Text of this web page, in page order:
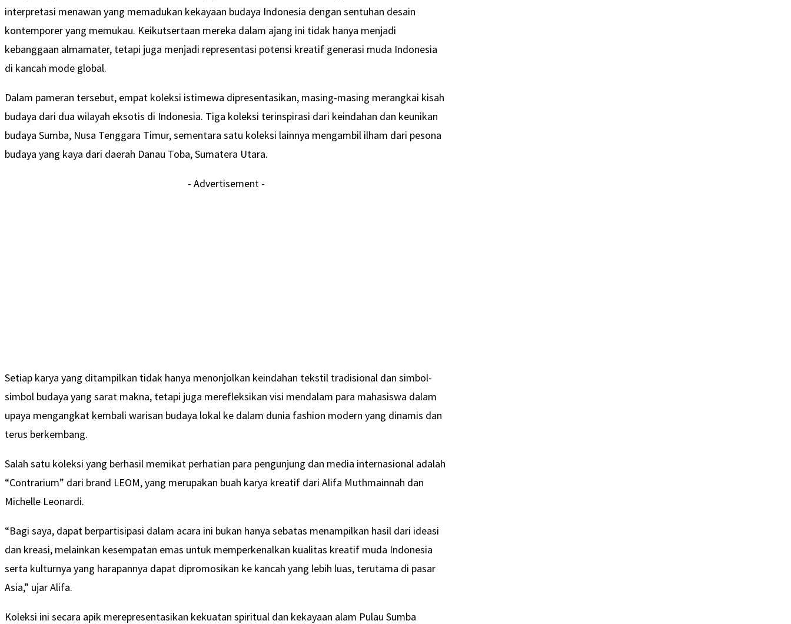
interpretasi menawan yang memadukan kekayaan budaya Indonesia dengan sentuhan desain
kontemporer yang memukau. Keikutsertaan mereka dalam ajang ini tidak hanya menjadi
kebanggaan almamater, tetapi juga menjadi representasi potensi kreatif generasi muda Indonesia
di kancah mode global.
Dalam pameran tersebut, empat koleksi istimewa dipresentasikan, masing-masing merangkai kisah
budaya dari dua wilayah eksotis di Indonesia. Tiga koleksi terinspirasi dari keindahan dan keunikan
budaya Sumba, Nusa Tenggara Timur, sementara satu koleksi lainnya mengambil ilham dari pesona
budaya yang kaya dari daerah Danau Toba, Sumatera Utara.
- Advertisement -
Setiap karya yang ditampilkan tidak hanya menonjolkan keindahan tekstil tradisional dan simbol-
simbol budaya yang sarat makna, tetapi juga merefleksikan visi mendalam para mahasiswa dalam
upaya mengangkat kembali warisan budaya lokal ke dalam dunia fashion modern yang dinamis dan
terus berkembang.
Salah satu koleksi yang berhasil memikat perhatian para pengunjung dan media internasional adalah
“Contrarium” dari brand LEOM, yang merupakan buah karya kreatif dari Alifa Muthmainnah dan
Michelle Leonardi.
“Bagi saya, dapat berpartisipasi dalam acara ini bukan hanya sebatas menampilkan hasil dari ideasi
dan kreasi, melainkan kesempatan emas untuk memperkenalkan kualitas kreatif muda Indonesia
serta kulturnya yang harapannya dapat dipromosikan ke kancah yang lebih luas, terutama di pasar
Asia,” ujar Alifa.
Koleksi ini secara apik merepresentasikan kekuatan spiritual dan kekayaan alam Pulau Sumba